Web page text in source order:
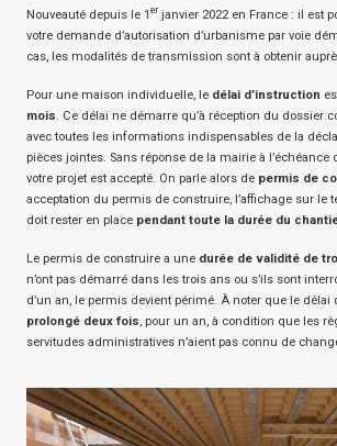
Nouveauté depuis le 1 er janvier 2022 en France : il est
votre demande d’autorisation d’urbanisme par voie
cas, les modalités de transmission sont à obtenir
Pour une maison individuelle, le délai d’instruction
mois . Ce délai ne démarre qu’à réception du dossier
avec toutes les informations indispensables de la
pièces jointes. Sans réponse de la mairie à l’échéance
votre projet est accepté. On parle alors de permis de
acceptation du permis de construire, l’affichage sur le
doit rester en place pendant toute la durée du
Le permis de construire a une durée de validité de
n’ont pas démarré dans les trois ans ou s’ils sont
d’un an, le permis devient périmé. À noter que le délai
prolongé deux fois , pour un an, à condition que les
servitudes administratives n’aient pas connu de